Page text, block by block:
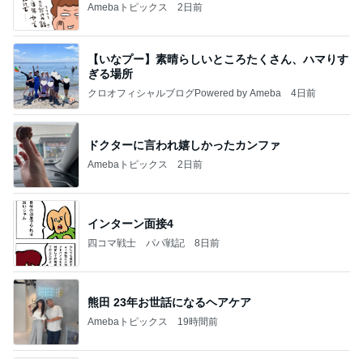
Amebaトピックス 2日前
【いなプー】素晴らしいところたくさん、ハマりす
ぎる場所
クロオフィシャルブログPowered by Ameba 4日前
ドクターに言われ嬉しかったカンファ
Amebaトピックス 2日前
インターン面接4
四コマ戦士 パパ戦記 8日前
熊田 23年お世話になるヘアケア
Amebaトピックス 19時間前